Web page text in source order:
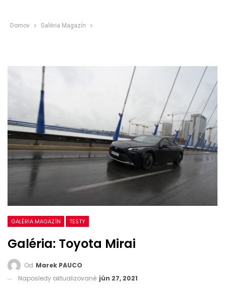
Domov Galéria Magazín
GALÉRIA MAGAZÍN TESTY
Galéria: Toyota Mirai
Od Marek PAUCO
Naposledy aktualizované jún 27, 2021